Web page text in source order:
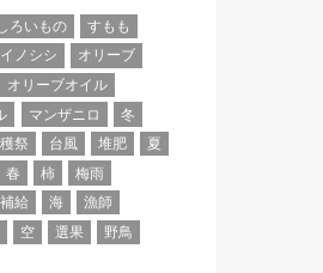
ろいもの
すもも
イノシシ
オリーブ
オリーブオイル
マンザニロ
冬
祭 台風 堆肥
夏
春 柿
梅雨
給 海
漁師
空 選果
野鳥